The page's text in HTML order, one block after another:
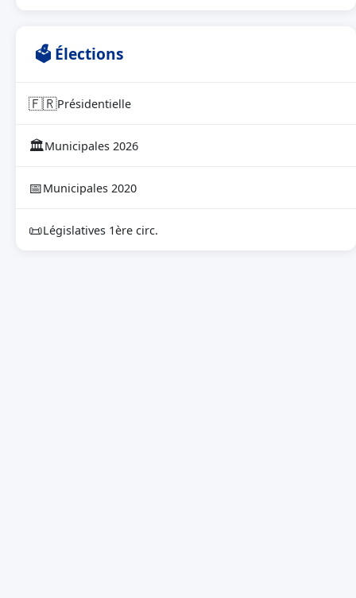
🗳 Élections
🇫🇷Présidentielle
🏛Municipales 2026
📅Municipales 2020
📜Législatives 1ère circ.